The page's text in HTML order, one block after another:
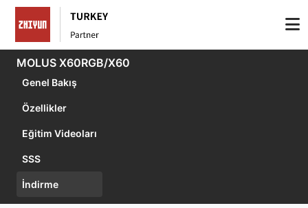
MOLUS X60RGB/X60
Genel Bakış
Özellikler
Eğitim Videoları
SSS
İndirme